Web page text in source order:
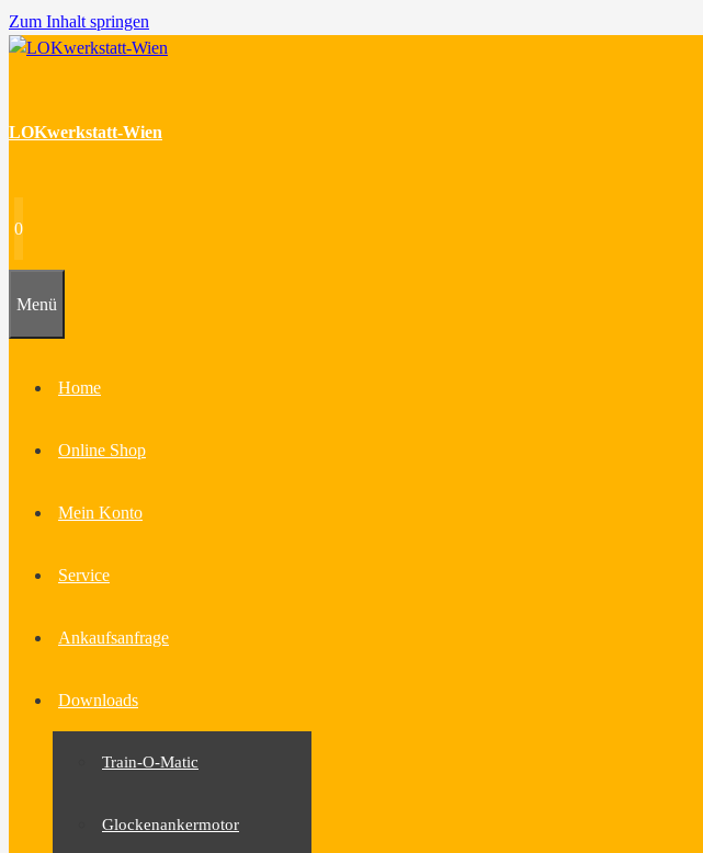
Zum Inhalt springen
LOKwerkstatt-Wien
0
Menü
Home
Online Shop
Mein Konto
Service
Ankaufsanfrage
Downloads
Train-O-Matic
Glockenankermotor